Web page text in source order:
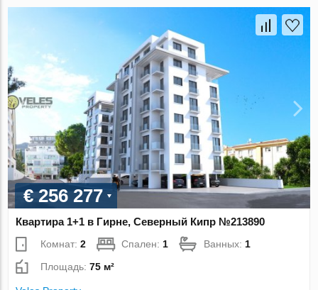
€ 256 277
Квартира 1+1 в Гирне, Северный Кипр №213890
Комнат:2 Спален: 1 Ванных: 1
Площадь:75 м²